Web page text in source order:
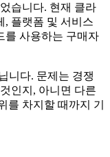
습니다. 현재 클라
, 플랫폼 및 서비스
를 사용하는 구매자
니다. 문제는 경쟁
인지, 아니면 다른
를 차지할 때까지 기